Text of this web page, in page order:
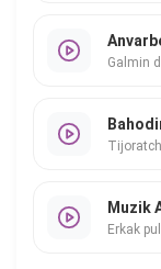
Galmin
Muzik
Erkak